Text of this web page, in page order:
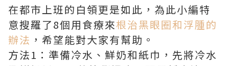
在都市上班的白領更是如此，為此小編特
意搜羅了8個用食療來根治黑眼圈和浮腫的
辦法 ，希望能對大家有幫助。
方法1：準備冷水、鮮奶和紙巾，先將冷水